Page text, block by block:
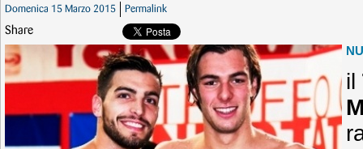
Domenica 15 Marzo 2015 Permalink
Share
il